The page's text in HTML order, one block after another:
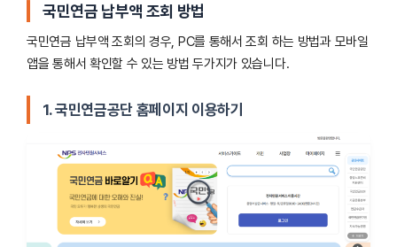
국민연금 납부액 조회 방법
국민연금 납부액 조회의 경우, PC를 통해서 조회 하는 방법과 모바일
앱을 통해서 확인할 수 있는 방법 두가지가 있습니다.
1. 국민연금공단 홈페이지 이용하기